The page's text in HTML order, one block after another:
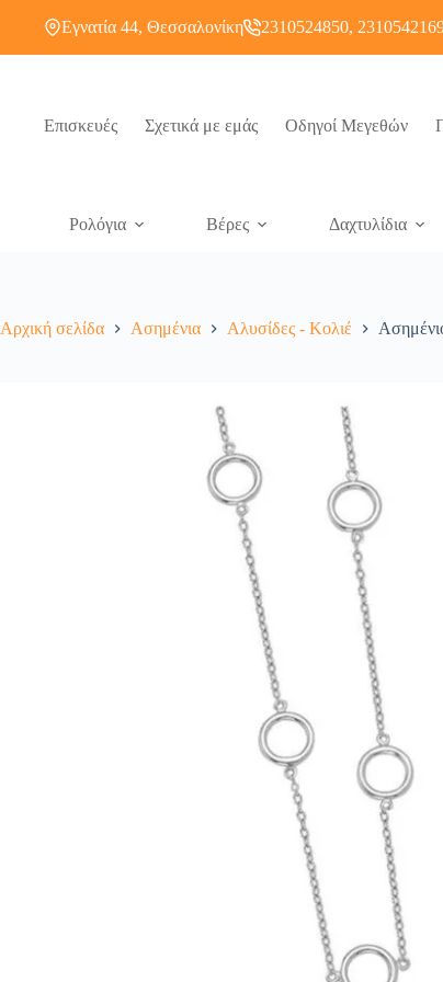
Εγνατία 44, Θεσσαλονίκη 2310524850,
Επισκευές Σχετικά με εμάς Οδηγοί Μεγεθών
Ρολόγια Βέρες Δαχτυλίδια
Αρχική σελίδα Ασημένια Αλυσίδες - Κολιέ